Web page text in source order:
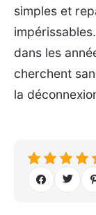
simples et
dans les
cherchent
la